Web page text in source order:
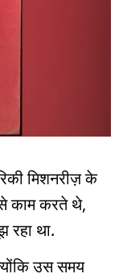
मिशनरीज़ के
काम करते थे,
था.
उस समय